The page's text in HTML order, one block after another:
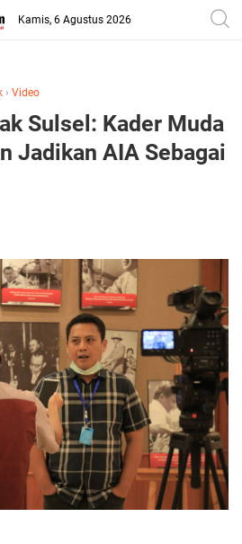
Kamis, 6 Agustus 2026
› Video
Sulsel: Kader Muda
Jadikan AIA Sebagai